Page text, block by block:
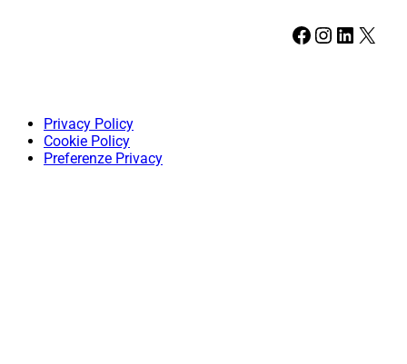
Facebook Instagram LinkedIn X
Privacy Policy
Cookie Policy
Preferenze Privacy